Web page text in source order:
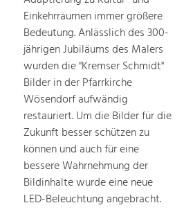
Einkehrräumen immer größere
Bedeutung. Anlässlich des 300-
jährigen Jubiläums des Malers
wurden die "Kremser Schmidt"
Bilder in der Pfarrkirche
Wösendorf aufwändig
restauriert. Um die Bilder für die
Zukunft besser schützen zu
können und auch für eine
bessere Wahrnehmung der
Bildinhalte wurde eine neue
LED-Beleuchtung angebracht.